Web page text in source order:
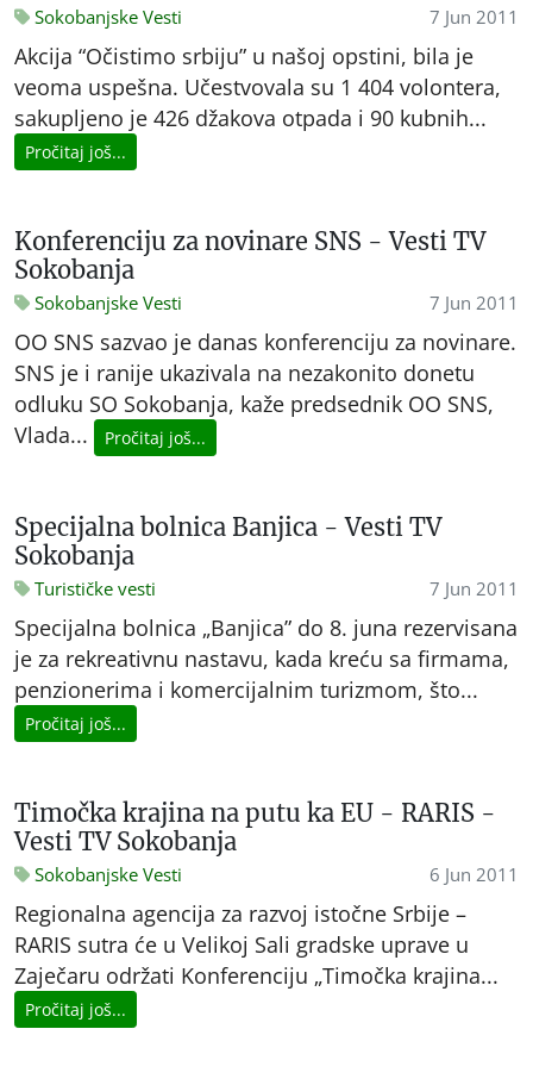
Sokobanjske Vesti 7 Jun 2011
Akcija “Očistimo srbiju” u našoj opstini, bila je
veoma uspešna. Učestvovala su 1 404 volontera,
sakupljeno je 426 džakova otpada i 90 kubnih...
Pročitaj još...
Konferenciju za novinare SNS - Vesti TV
Sokobanja
Sokobanjske Vesti 7 Jun 2011
OO SNS sazvao je danas konferenciju za novinare.
SNS je i ranije ukazivala na nezakonito donetu
odluku SO Sokobanja, kaže predsednik OO SNS,
Vlada...
Pročitaj još...
Specijalna bolnica Banjica - Vesti TV
Sokobanja
Turističke vesti 7 Jun 2011
Specijalna bolnica „Banjica” do 8. juna rezervisana
je za rekreativnu nastavu, kada kreću sa firmama,
penzionerima i komercijalnim turizmom, što...
Pročitaj još...
Timočka krajina na putu ka EU - RARIS -
Vesti TV Sokobanja
Sokobanjske Vesti 6 Jun 2011
Regionalna agencija za razvoj istočne Srbije –
RARIS sutra će u Velikoj Sali gradske uprave u
Zaječaru održati Konferenciju „Timočka krajina...
Pročitaj još...